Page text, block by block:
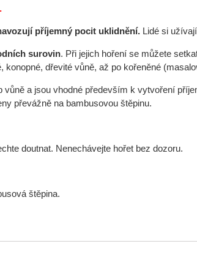
příjemný pocit uklidnění. Lidé si
surovin. Při jejich hoření se můžete
dřevité vůně, až po kořeněné
a jsou vhodné především k vytvoření
převážně na bambusovou štěpinu.
doutnat. Nenechávejte hořet bez dozoru.
štěpina.